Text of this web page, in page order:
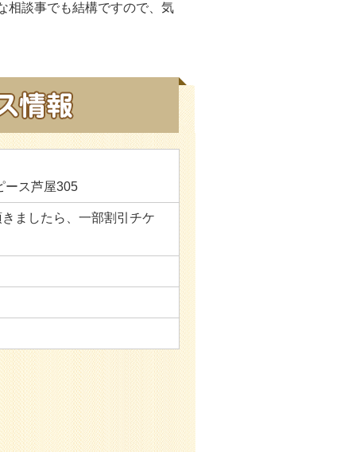
相談事でも結構ですので、気
ース芦屋305
ましたら、一部割引チケ